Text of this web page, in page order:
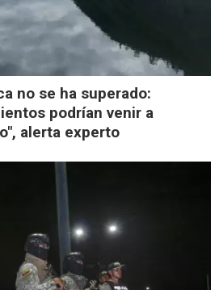
no se ha superado:
podrían venir a
alerta experto